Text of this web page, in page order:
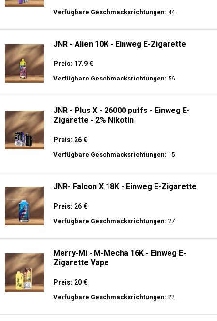
Verfügbare Geschmacksrichtungen: 44
JNR - Alien 10K - Einweg E-Zigarette
Preis: 17.9 €
Verfügbare Geschmacksrichtungen: 56
JNR - Plus X - 26000 puffs - Einweg E-
Zigarette - 2% Nikotin
Preis: 26 €
Verfügbare Geschmacksrichtungen: 15
JNR- Falcon X 18K - Einweg E-Zigarette
Preis: 26 €
Verfügbare Geschmacksrichtungen: 27
Merry-Mi - M-Mecha 16K - Einweg E-
Zigarette Vape
Preis: 20 €
Verfügbare Geschmacksrichtungen: 22